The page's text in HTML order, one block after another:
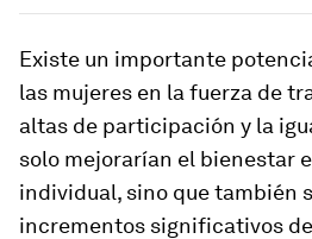
Existe un importante
las mujeres en la fuerza de
altas de participación y la
solo mejorarían el bienestar
individual, sino que también
incrementos significativos